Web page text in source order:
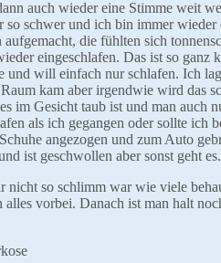
auch wieder eine Stimme weit
schwer und ich bin immer wieder
die fühlten sich
eingeschlafen. Das ist so
und will einfach nur schlafen. Ich
kam aber irgendwie wird das
im Gesicht taub ist und man
als ich gegangen oder sollte ich
angezogen und zum Auto
ist geschwollen aber sonst geht es.
nicht so schlimm war wie viele
vorbei. Danach ist man halt